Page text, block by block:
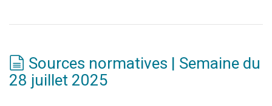
Sources normatives | Semaine du
28 juillet 2025